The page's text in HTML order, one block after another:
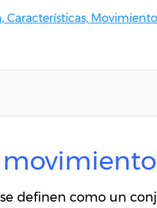
Características,
definen como un